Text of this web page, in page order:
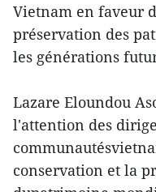
Vietnam en faveur
préservation des
les générations
Lazare Eloundou
l'attention des
conservation et la